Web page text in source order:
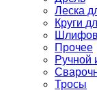
Леска
Круги
Прочее
Ручной
Тросы